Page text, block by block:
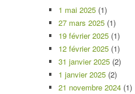
1 mai 2025 (1)
27 mars 2025 (1)
19 février 2025 (1)
12 février 2025 (1)
31 janvier 2025 (2)
1 janvier 2025 (2)
21 novembre 2024 (1)